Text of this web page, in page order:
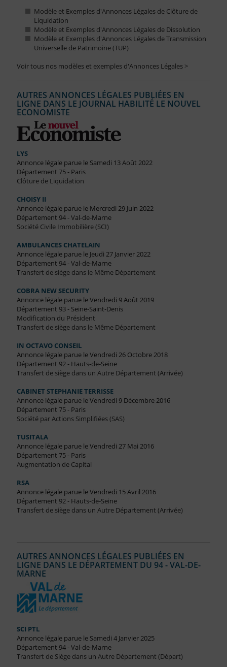
Modèle et Exemples d'Annonces Légales de Clôture de
Liquidation
Modèle et Exemples d'Annonces Légales de Dissolution
Modèle et Exemples d'Annonces Légales de Transmission
Universelle de Patrimoine (TUP)
Voir tous nos modèles et exemples d'Annonces Légales >
AUTRES ANNONCES LÉGALES PUBLIÉES EN
LIGNE DANS LE JOURNAL HABILITÉ LE NOUVEL
ECONOMISTE
LYS
Annonce légale parue le Samedi 13 Août 2022
Département 75 - Paris
Clôture de Liquidation
CHOISY II
Annonce légale parue le Mercredi 29 Juin 2022
Département 94 - Val-de-Marne
Société Civile Immobilière (SCI)
AMBULANCES CHATELAIN
Annonce légale parue le Jeudi 27 Janvier 2022
Département 94 - Val-de-Marne
Transfert de siège dans le Même Département
COBRA NEW SECURITY
Annonce légale parue le Vendredi 9 Août 2019
Département 93 - Seine-Saint-Denis
Modification du Président
Transfert de siège dans le Même Département
IN OCTAVO CONSEIL
Annonce légale parue le Vendredi 26 Octobre 2018
Département 92 - Hauts-de-Seine
Transfert de siège dans un Autre Département (Arrivée)
CABINET STEPHANIE TERRISSE
Annonce légale parue le Vendredi 9 Décembre 2016
Département 75 - Paris
Société par Actions Simplifiées (SAS)
TUSITALA
Annonce légale parue le Vendredi 27 Mai 2016
Département 75 - Paris
Augmentation de Capital
RSA
Annonce légale parue le Vendredi 15 Avril 2016
Département 92 - Hauts-de-Seine
Transfert de siège dans un Autre Département (Arrivée)
AUTRES ANNONCES LÉGALES PUBLIÉES EN
LIGNE DANS LE DÉPARTEMENT DU 94 - VAL-DE-
MARNE
SCI PTL
Annonce légale parue le Samedi 4 Janvier 2025
Département 94 - Val-de-Marne
Transfert de Siège dans un Autre Département (Départ)